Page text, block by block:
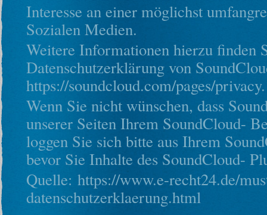
Interesse an einer möglichst
Sozialen Medien.
Weitere Informationen hierzu finden
Datenschutzerklärung von
https://soundcloud.com/pages/privacy.
Wenn Sie nicht wünschen, dass
unserer Seiten Ihrem SoundCloud-
loggen Sie sich bitte aus Ihrem
bevor Sie Inhalte des SoundCloud-
Quelle: https://www.e-recht24.de/
datenschutzerklaerung.html